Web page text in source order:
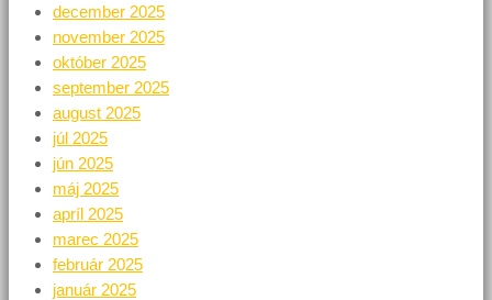
december 2025
november 2025
október 2025
september 2025
august 2025
júl 2025
jún 2025
máj 2025
apríl 2025
marec 2025
február 2025
január 2025